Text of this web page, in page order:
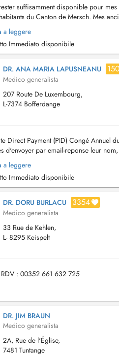
suffisamment disponible pour
du Canton de Mersch. Mes
vacances d'été le cabinet sera fermé
a leggere
Immediato disponibile
DR. ANA MARIA LAPUSNEANU
Medico generalista
207 Route De Luxembourg,
L-7374 Bofferdange
Direct Payment (PID) Congé Annuel
d'envoyer par email-reponse leur
patient svp Consultation pour...
a leggere
Immediato disponibile
DR. DORU BURLACU 3354
Medico generalista
33 Rue de Kehlen,
L- 8295 Keispelt
: 00352 661 632 725
DR. JIM BRAUN
Medico generalista
2A, Rue de l'Église,
7481 Tuntange